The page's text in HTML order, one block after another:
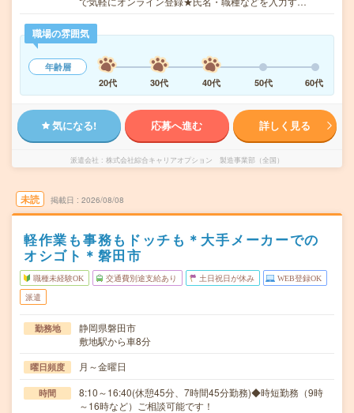
職場の雰囲気
年齢層
20代
30代 40代 50代 60代
気になる! 応募へ進む 詳しく見る
派遣会社 株式会社綜合キャリアオプション 製造事業部（全国）
未読 掲載日 2026/08/08
軽作業も事務もドッチも＊大手メーカーでの
オシゴト＊磐田市
職種未経験OK 交通費別途支給あり 土日祝日が休み WEB登録OK
派遣
勤務地
静岡県磐田市
敷地駅から車8分
曜日頻度 月～金曜日
時間
8:10～16:40(休憩45分、7時間45分勤務)◆時短勤務（9時
～16時など）ご相談可能です！